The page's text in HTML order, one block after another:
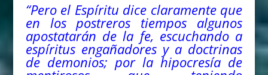
“Pero el Espíritu dice claramente que
en los postreros tiempos algunos
apostatarán de la fe, escuchando a
espíritus engañadores y a doctrinas
de demonios; por la hipocresía de